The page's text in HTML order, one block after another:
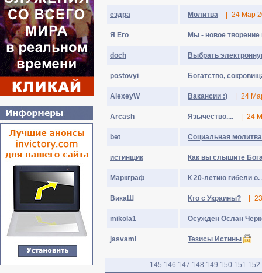
ездра Молитва 24 Мар
Я Его Мы - новое творение
doch Выбрать
postovyi Богатство,
AlexeyW Вакансии :) 24
Arcash Язычество.... 24
bet Социальная молитва
истинщик Как вы слышите
Mapкгpaф К 20-летию гибели
BикaШ Кто с Украины?
mikola1 Осуждён Ослан
jasvami Тезисы Истины
145 146 147 148 149 150 151 152